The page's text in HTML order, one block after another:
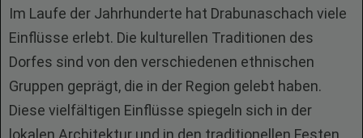
Im Laufe der Jahrhunderte hat Drabunaschach viele
Einflüsse erlebt. Die kulturellen Traditionen des
Dorfes sind von den verschiedenen ethnischen
Gruppen geprägt, die in der Region gelebt haben.
Diese vielfältigen Einflüsse spiegeln sich in der
lokalen Architektur und in den traditionellen Festen